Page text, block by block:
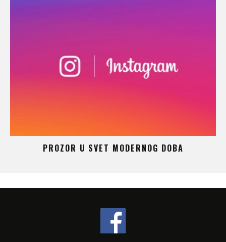
ČUDO KOJE NIKADA NE SPAVA